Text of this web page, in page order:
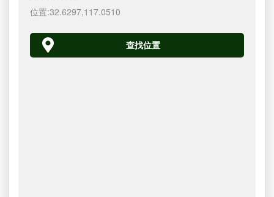
位置:32.6297,117.0510
查找位置